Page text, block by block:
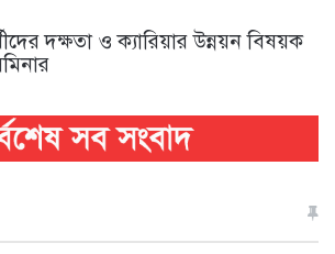
দক্ষতা ও ক্যারিয়ার উন্নয়ন বিষয়ক